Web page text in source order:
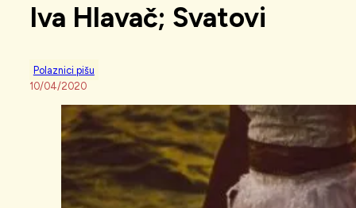
Iva Hlavač; Svatovi
Polaznici pišu
10/04/2020